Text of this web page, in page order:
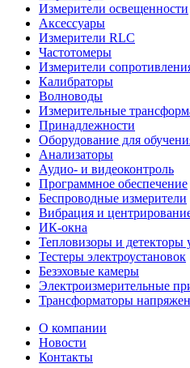
Измерители освещенности
Аксессуары
Измерители RLC
Частотомеры
Измерители
Калибраторы
Волноводы
Измерительные
Принадлежности
Оборудование для
Анализаторы
Аудио- и видеоконтроль
Программное обеспечение
Беспроводные измерители
Вибрация и
ИК-окна
Тепловизоры и детекторы
Тестеры электроустановок
Безэховые камеры
Электроизмерительные
Трансформаторы
О компании
Новости
Контакты